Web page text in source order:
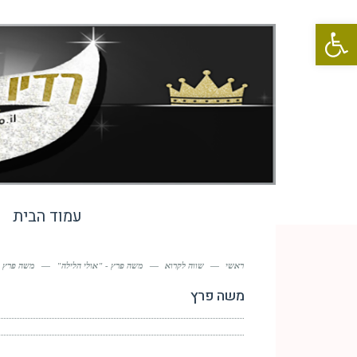
פתח סרגל נגישות
עמוד הבית
ראשי — שווה לקרוא — משה פרץ - "אולי הלילה" — משה פרץ
משה פרץ